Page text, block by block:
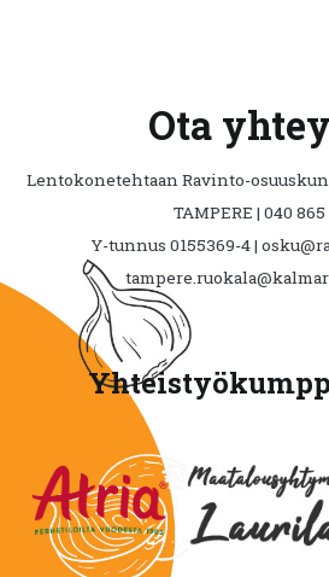
Ota
Lentokonetehtaan Ravinto-
TAMPERE | 040
Y-tunnus 0155369-4 |